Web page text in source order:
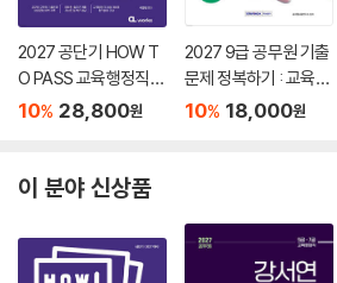
2027 공단기 HOW T
O PASS 교육행정직
교육학 기출문제 분석
10% 28,800원
2027 9급 공무원 기출
문제 정복하기 : 교육학
개론
10% 18,000원
이 분야 신상품